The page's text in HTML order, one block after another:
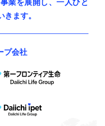
業を展開し、一人ひと
きます。
プ会社